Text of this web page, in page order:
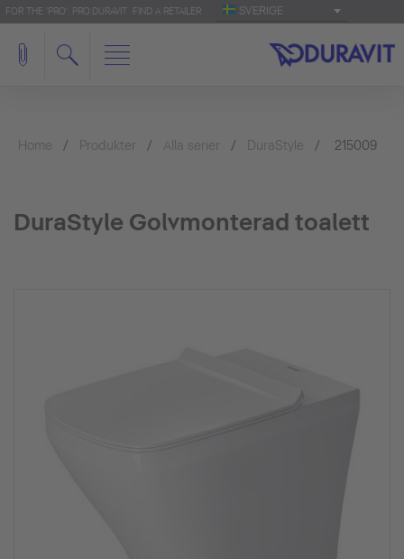
FOR THE 'PRO': PRO.DURAVIT FIND A RETAILER SVERIGE
Home Produkter Alla serier DuraStyle 215009
DuraStyle Golvmonterad toalett